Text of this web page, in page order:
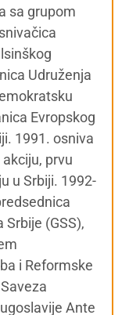
sa grupom
Udruženja
Evropskog
1991. osniva
prvu
u Srbiji. 1992-
(GSS),
i Reformske
Ante